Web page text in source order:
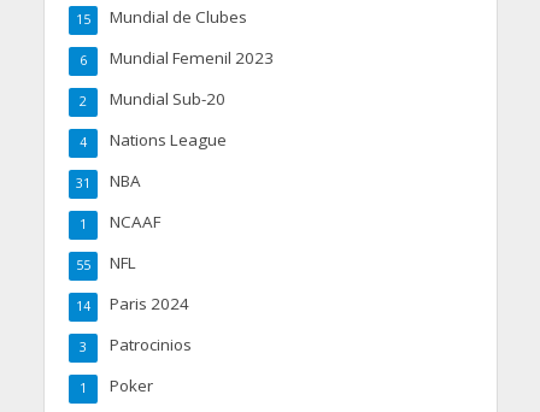
Mundial de Clubes
15
Mundial Femenil 2023
6
Mundial Sub-20
2
Nations League
4
NBA
31
NCAAF
1
NFL
55
Paris 2024
14
Patrocinios
3
Poker
1